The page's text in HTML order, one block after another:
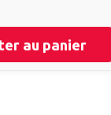
au panier